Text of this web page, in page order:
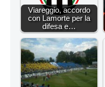
Viareggio, accordo
con Lamorte per la
difesa e…